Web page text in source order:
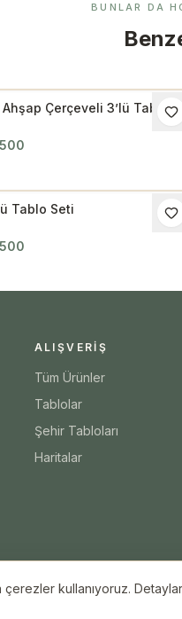
BUNLAR DA
Çerçeveli 3’lü Tablo
Tablo Seti
ALIŞVERIŞ
Tüm Ürünler
Tablolar
Şehir Tabloları
Haritalar
kullanıyoruz.